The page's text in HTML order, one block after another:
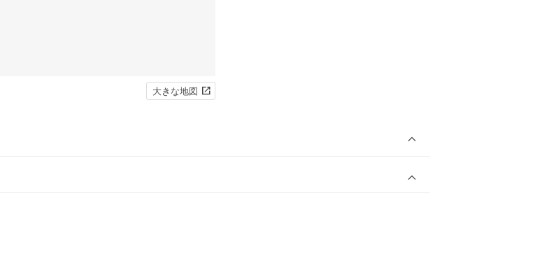
大きな地図